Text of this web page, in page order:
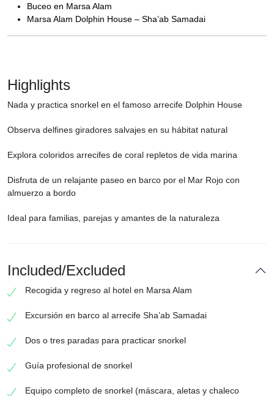
Buceo en Marsa Alam
Marsa Alam Dolphin House – Sha’ab Samadai
Highlights
Nada y practica snorkel en el famoso arrecife Dolphin House
Observa delfines giradores salvajes en su hábitat natural
Explora coloridos arrecifes de coral repletos de vida marina
Disfruta de un relajante paseo en barco por el Mar Rojo con
almuerzo a bordo
Ideal para familias, parejas y amantes de la naturaleza
Included/Excluded
Recogida y regreso al hotel en Marsa Alam
Excursión en barco al arrecife Sha’ab Samadai
Dos o tres paradas para practicar snorkel
Guía profesional de snorkel
Equipo completo de snorkel (máscara, aletas y chaleco